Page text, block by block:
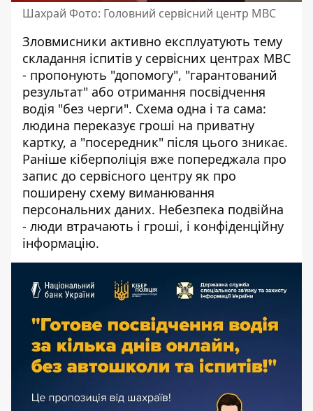
Шахрай Фото: Головний сервісний центр МВС
Зловмисники активно експлуатують тему
складання іспитів у сервісних центрах МВС
- пропонують "допомогу", "гарантований
результат" або отримання посвідчення
водія "без черги". Схема одна і та сама:
людина переказує гроші на приватну
картку, а "посередник" після цього зникає.
Раніше кіберполіція вже попереджала про
запис до сервісного центру як про
поширену схему виманювання
персональних даних. Небезпека подвійна
- люди втрачають і гроші, і конфіденційну
інформацію.